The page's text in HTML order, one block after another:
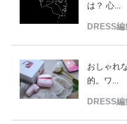
は？ 心...
DRESS編
おしゃれ
的。ワ...
DRESS編